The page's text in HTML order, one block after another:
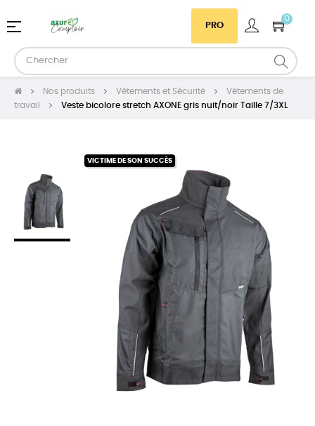
PRO
0
Basculer
navigation
☰
Nos produits Vêtements et Sécurité
Vêtements de
travail
Veste bicolore stretch AXONE gris nuit/noir Taille 7/3XL
VICTIME DE SON SUCCÈS